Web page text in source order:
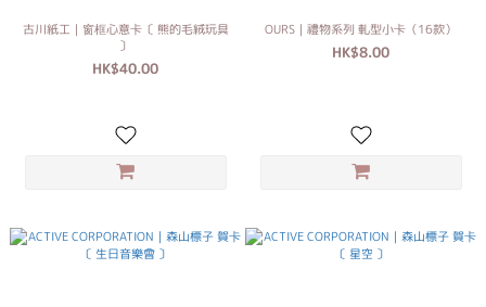
古川紙工｜窗框心意卡〔 熊的毛絨玩具
〕
HK$40.00
OURS｜禮物系列 軋型小卡（16款）
HK$8.00